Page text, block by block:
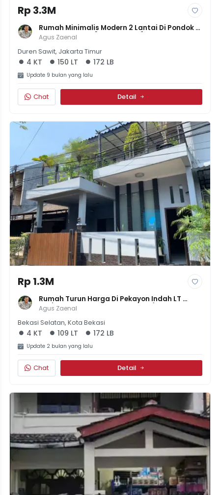
Rp 3.3M
Rumah Minimalis Modern 2 Lantai Di Pondok
Kelapa, JakTim [LT 150 LB 172] | 4KT 3KM |
Jalan 2 Mobil | Harga 3.25M
Agus Zaenal
Duren Sawit, Jakarta Timur
4 KT 150 LT 172 LB
Update 9 bulan yang lalu
Chat Detail
Rp 1.3M
Rumah Turun Harga Di Pekayon Indah LT
109/LB 172 | 4KT | Harga Rp1,25M (Terima
Bersih)
Agus Zaenal
Bekasi Selatan, Kota Bekasi
4 KT 109 LT 172 LB
Update 2 bulan yang lalu
Chat Detail